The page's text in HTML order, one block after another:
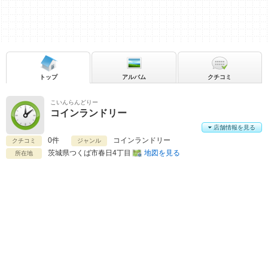
こいんらんどりー
コインランドリー
クチコミ 0件 ジャンル コインランドリー
所在地 茨城県つくば市春日4丁目 地図を見る
店舗情報を見る
トップ アルバム クチコミ